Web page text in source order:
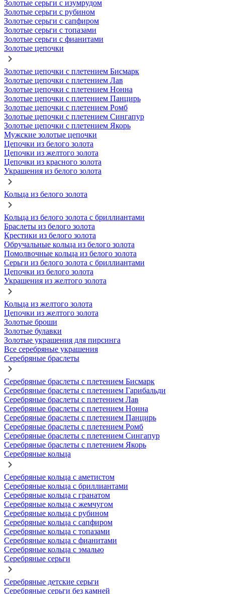
Золотые серьги с изумрудом
Золотые серьги с рубином
Золотые серьги с сапфиром
Золотые серьги с топазами
Золотые серьги с фианитами
Золотые цепочки
Золотые цепочки с плетением Бисмарк
Золотые цепочки с плетением Лав
Золотые цепочки с плетением Нонна
Золотые цепочки с плетением Панцирь
Золотые цепочки с плетением Ромб
Золотые цепочки с плетением Сингапур
Золотые цепочки с плетением Якорь
Мужские золотые цепочки
Цепочки из белого золота
Цепочки из желтого золота
Цепочки из красного золота
Украшения из белого золота
Кольца из белого золота
Кольца из белого золота с бриллиантами
Браслеты из белого золота
Крестики из белого золота
Обручальные кольца из белого золота
Помолвочные кольца из белого золота
Серьги из белого золота с бриллиантами
Цепочки из белого золота
Украшения из желтого золота
Кольца из желтого золота
Цепочки из желтого золота
Золотые броши
Золотые булавки
Золотые украшения для пирсинга
Все серебряные украшения
Серебряные браслеты
Серебряные браслеты с плетением Бисмарк
Серебряные браслеты с плетением Гарибальди
Серебряные браслеты с плетением Лав
Серебряные браслеты с плетением Нонна
Серебряные браслеты с плетением Панцирь
Серебряные браслеты с плетением Ромб
Серебряные браслеты с плетением Сингапур
Серебряные браслеты с плетением Якорь
Серебряные кольца
Серебряные кольца с аметистом
Серебряные кольца с бриллиантами
Серебряные кольца с гранатом
Серебряные кольца с жемчугом
Серебряные кольца с рубином
Серебряные кольца с сапфиром
Серебряные кольца с топазами
Серебряные кольца с фианитами
Серебряные кольца с эмалью
Серебряные серьги
Серебряные детские серьги
Серебряные серьги без камней